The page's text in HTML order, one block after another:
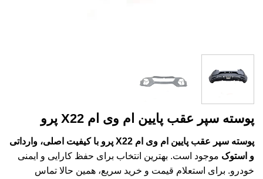
پوسته سپر عقب پایین ام وی ام X22 پرو
پوسته سپر عقب پایین ام وی ام X22 پرو با کیفیت اصلی، وارداتی
و استوک موجود است. بهترین انتخاب برای حفظ کارایی و ایمنی
خودرو. برای استعلام قیمت و خرید سریع، همین حالا تماس